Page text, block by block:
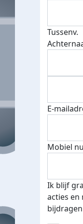
Bij 500
Tussenv.
E-
Mobiel
Ik blijf
acties en
bijdragen